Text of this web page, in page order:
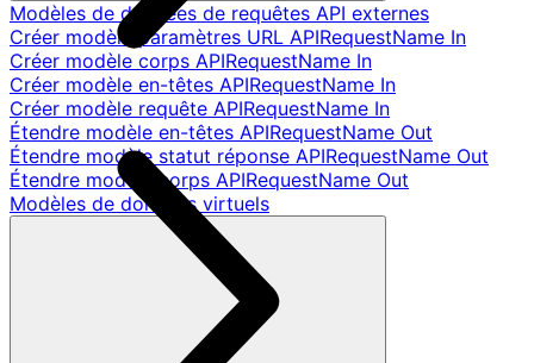
Modèles de données de requêtes API externes
Créer modèle paramètres URL APIRequestName In
Créer modèle corps APIRequestName In
Créer modèle en-têtes APIRequestName In
Créer modèle requête APIRequestName In
Étendre modèle en-têtes APIRequestName Out
Étendre modèle statut réponse APIRequestName Out
Étendre modèle corps APIRequestName Out
Modèles de données virtuels